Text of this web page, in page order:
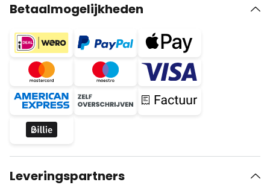
Betaalmogelijkheden
Leveringspartners